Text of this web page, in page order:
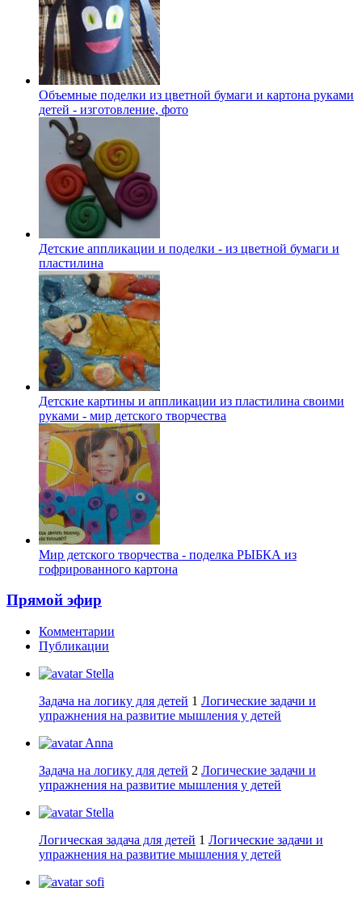
Объемные поделки из цветной бумаги и картона руками
детей - изготовление, фото
Детские аппликации и поделки - из цветной бумаги и
пластилина
Детские картины и аппликации из пластилина своими
руками - мир детского творчества
Мир детского творчества - поделка РЫБКА из
гофрированного картона
Прямой эфир
Комментарии
Публикации
Stella
Задача на логику для детей 1 Логические задачи и
упражнения на развитие мышления у детей
Anna
Задача на логику для детей 2 Логические задачи и
упражнения на развитие мышления у детей
Stella
Логическая задача для детей 1 Логические задачи и
упражнения на развитие мышления у детей
sofi